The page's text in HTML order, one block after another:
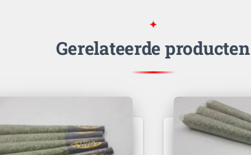
Gerelateerde producten